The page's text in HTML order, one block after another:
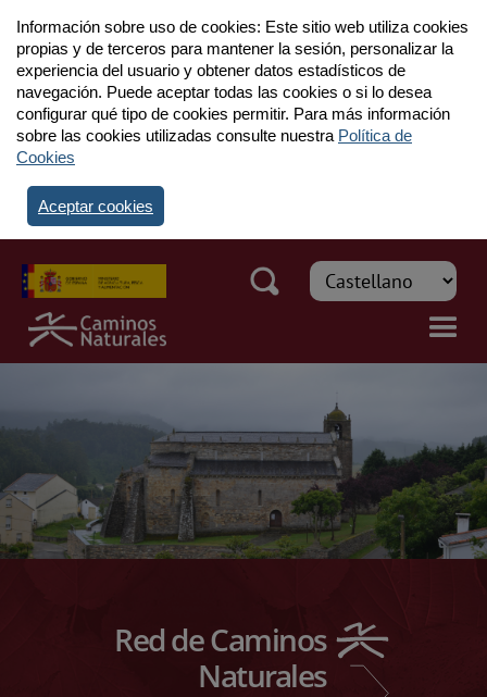
Información sobre uso de cookies: Este sitio web utiliza cookies
propias y de terceros para mantener la sesión, personalizar la
experiencia del usuario y obtener datos estadísticos de
navegación. Puede aceptar todas las cookies o si lo desea
configurar qué tipo de cookies permitir. Para más información
sobre las cookies utilizadas consulte nuestra Política de
Cookies
Aceptar cookies
Red de Caminos
Naturales